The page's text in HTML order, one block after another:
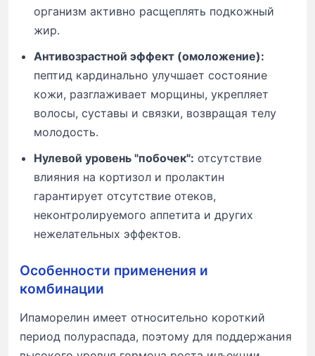
организм активно расщеплять подкожный
жир.
Антивозрастной эффект (омоложение):
пептид кардинально улучшает состояние
кожи, разглаживает морщины, укрепляет
волосы, суставы и связки, возвращая телу
молодость.
Нулевой уровень "побочек": отсутствие
влияния на кортизол и пролактин
гарантирует отсутствие отеков,
неконтролируемого аппетита и других
нежелательных эффектов.
Особенности применения и
комбинации
Ипаморелин имеет относительно короткий
период полураспада, поэтому для поддержания